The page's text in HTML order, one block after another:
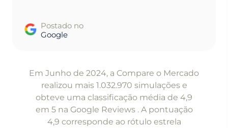
Postado no
Google
Em Junho de 2024, a Compare o Mercado
realizou mais 1.032.970 simulações e
obteve uma classificação média de 4,9
em 5 na Google Reviews . A pontuação
4,9 corresponde ao rótulo estrela